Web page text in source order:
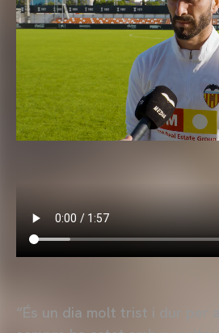
“És un dia molt trist i dur per